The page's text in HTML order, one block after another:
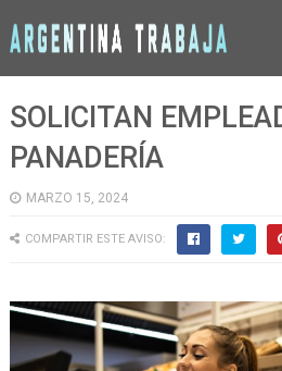
SOLICITAN
PANADERÍA
MARZO 15, 2024
COMPARTIR ESTE AVISO: